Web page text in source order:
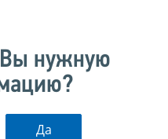
нужную
Да